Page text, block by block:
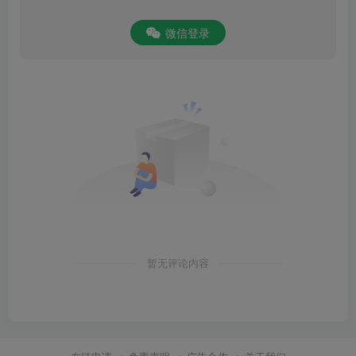
微信登录
暂无评论内容